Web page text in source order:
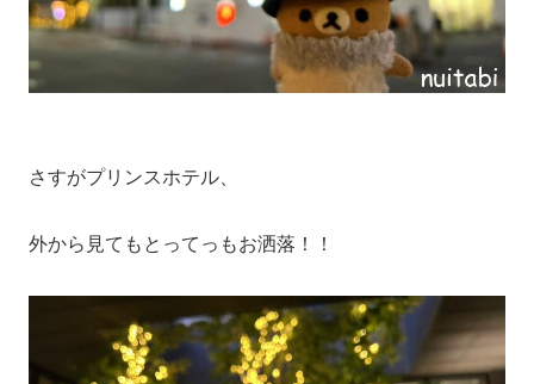
さすがプリンスホテル、
外から見てもとってっもお洒落！！